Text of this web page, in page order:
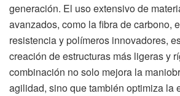
generación. El uso extensivo de
avanzados, como la fibra de carbono,
resistencia y polímeros innovadores,
creación de estructuras más ligeras y
combinación no solo mejora la
agilidad, sino que también optimiza la